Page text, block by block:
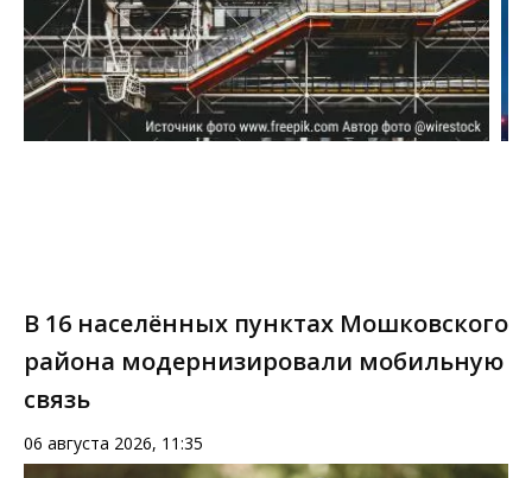
В 16 населённых пунктах Мошковского
района модернизировали мобильную
связь
06 августа 2026, 11:35